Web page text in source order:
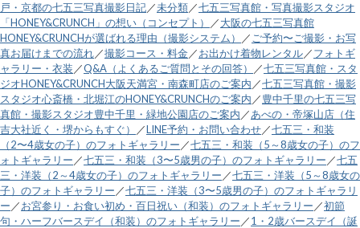
戸・京都の七五三写真撮影日記／未分類／七五三写真館・写真撮影スタジオ
「HONEY&CRUNCH」の想い（コンセプト）
／大阪の七五三写真館
HONEY&CRUNCHが選ばれる理由（撮影システム）
／ ご予約〜ご撮影・お写
真お届けまでの流れ／撮影コース・料金／お出かけ着物レンタル／フォトギ
ャラリー・衣装 ／Q&A（よくあるご質問とその回答） ／七五三写真館・スタ
ジオHONEY&CRUNCH大阪天満宮・南森町店のご案内 ／七五三写真館・撮影
スタジオ心斎橋・北堀江のHONEY&CRUNCHのご案内 ／豊中千里の七五三写
真館・撮影スタジオ豊中千里・緑地公園店のご案内 ／あべの・帝塚山店（住
吉大社近く・堺からもすぐ）
／LINE予約・お問い合わせ／七五三・和装
（2〜4歳女の子）のフォトギャラリー ／七五三・和装（5～8歳女の子）のフ
ォトギャラリー ／七五三・和装（3〜5歳男の子）のフォトギャラリー ／七五
三・洋装（2～4歳女の子）のフォトギャラリー ／七五三・洋装（5～8歳女の
子）のフォトギャラリー ／七五三・洋装（3〜5歳男の子）のフォトギャラリ
ー ／お宮参り・お食い初め・百日祝い（和装）のフォトギャラリー ／初節
句・ハーフバースデイ（和装）のフォトギャラリー ／1・2歳バースデイ（誕